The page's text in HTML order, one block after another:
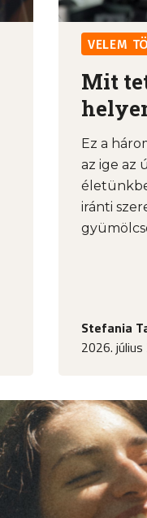
VELEM
Mit
Ez a
az ige az
iránti
Stefania
2026. július